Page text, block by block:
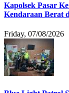
Kapolsek Pasar
Kendaraan Berat
Friday, 07/08/2026